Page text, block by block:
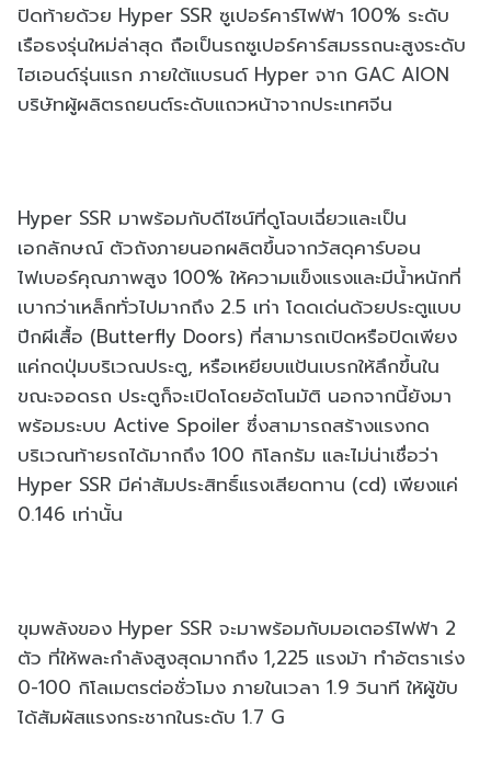
ปิดท้ายด้วย Hyper SSR ซูเปอร์คาร์ไฟฟ้า 100% ระดับ
เรือธงรุ่นใหม่ล่าสุด ถือเป็นรถซูเปอร์คาร์สมรรถนะสูงระดับ
ไฮเอนด์รุ่นแรก ภายใต้แบรนด์ Hyper จาก GAC AION
บริษัทผู้ผลิตรถยนต์ระดับแถวหน้าจากประเทศจีน
Hyper SSR มาพร้อมกับดีไซน์ที่ดูโฉบเฉี่ยวและเป็น
เอกลักษณ์ ตัวถังภายนอกผลิตขึ้นจากวัสดุคาร์บอน
ไฟเบอร์คุณภาพสูง 100% ให้ความแข็งแรงและมีน้ำหนักที่
เบากว่าเหล็กทั่วไปมากถึง 2.5 เท่า โดดเด่นด้วยประตูแบบ
ปีกผีเสื้อ (Butterfly Doors) ที่สามารถเปิดหรือปิดเพียง
แค่กดปุ่มบริเวณประตู, หรือเหยียบแป้นเบรกให้ลึกขึ้นใน
ขณะจอดรถ ประตูก็จะเปิดโดยอัตโนมัติ นอกจากนี้ยังมา
พร้อมระบบ Active Spoiler ซึ่งสามารถสร้างแรงกด
บริเวณท้ายรถได้มากถึง 100 กิโลกรัม และไม่น่าเชื่อว่า
Hyper SSR มีค่าสัมประสิทธิ์แรงเสียดทาน (cd) เพียงแค่
0.146 เท่านั้น
ขุมพลังของ Hyper SSR จะมาพร้อมกับมอเตอร์ไฟฟ้า 2
ตัว ที่ให้พละกำลังสูงสุดมากถึง 1,225 แรงม้า ทำอัตราเร่ง
0-100 กิโลเมตรต่อชั่วโมง ภายในเวลา 1.9 วินาที ให้ผู้ขับ
ได้สัมผัสแรงกระชากในระดับ 1.7 G